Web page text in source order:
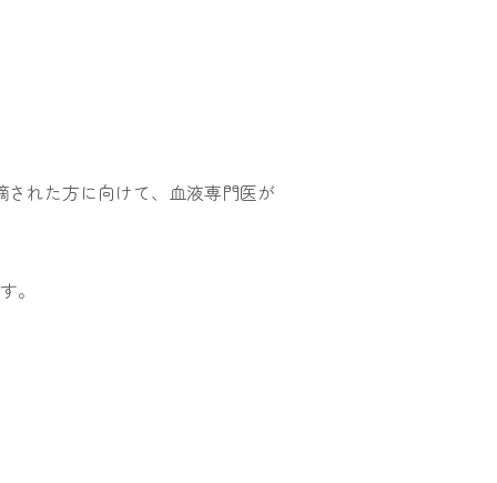
れた方に向けて、血液専門医が
。